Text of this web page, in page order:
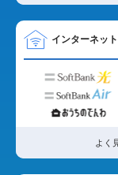
インターネッ
よく